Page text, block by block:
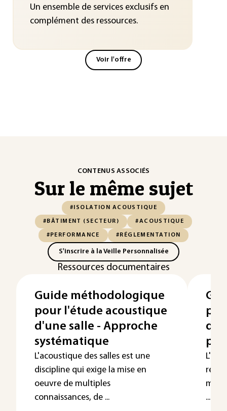
Un ensemble de services exclusifs en
complément des ressources.
Voir l'offre
CONTENUS ASSOCIÉS
Sur le même sujet
#ISOLATION ACOUSTIQUE
#BÂTIMENT (SECTEUR) #ACOUSTIQUE
#PERFORMANCE #RÉGLEMENTATION
S'inscrire à la Veille Personnalisée
Ressources documentaires
Guide méthodologique
pour l'étude acoustique
d'une salle - Approche
systématique
L'acoustique des salles est une
discipline qui exige la mise en
oeuvre de multiples
connaissances, de ...
par
...